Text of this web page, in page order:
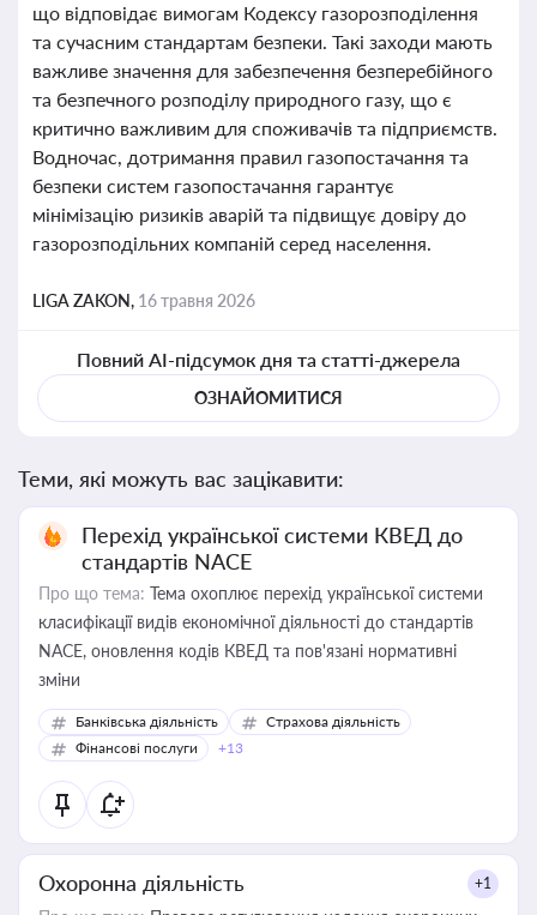
що відповідає вимогам Кодексу газорозподілення
та сучасним стандартам безпеки. Такі заходи мають
важливе значення для забезпечення безперебійного
та безпечного розподілу природного газу, що є
критично важливим для споживачів та підприємств.
Водночас, дотримання правил газопостачання та
безпеки систем газопостачання гарантує
мінімізацію ризиків аварій та підвищує довіру до
газорозподільних компаній серед населення.
LIGA ZAKON, 16 травня 2026
Повний AI-підсумок дня та статті-джерела
ОЗНАЙОМИТИСЯ
Теми, які можуть вас зацікавити:
Перехід української системи КВЕД до
стандартів NACE
Про що тема: Тема охоплює перехід української системи
класифікації видів економічної діяльності до стандартів
NACE, оновлення кодів КВЕД та пов'язані нормативні
зміни
Банківська діяльність
Страхова діяльність
Фінансові послуги
+13
Охоронна діяльність +1